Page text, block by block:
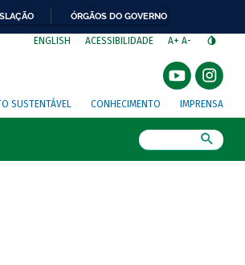
ÓRGÃOS DO GOVERNO
ENGLISH ACESSIBILIDADE A+ A-
SUSTENTÁVEL CONHECIMENTO IMPRENSA